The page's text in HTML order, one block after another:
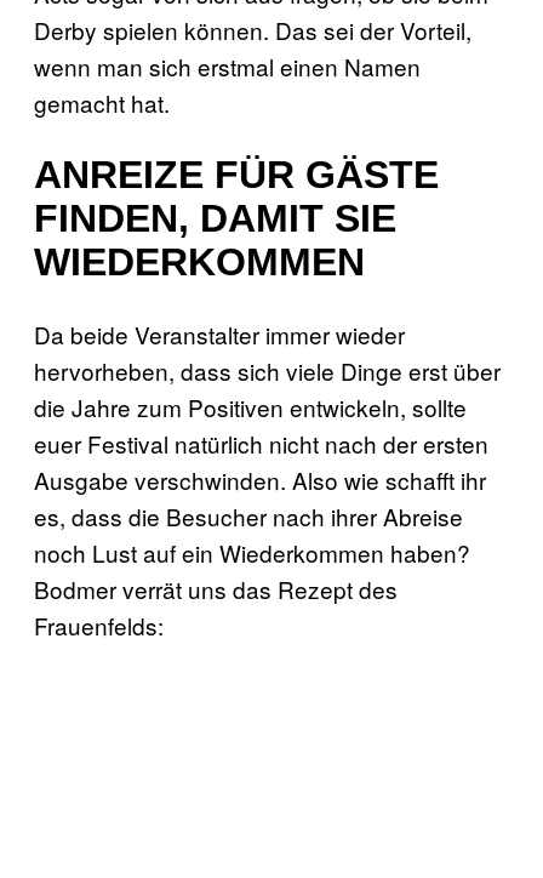
Derby spielen können. Das sei der Vorteil,
wenn man sich erstmal einen Namen
gemacht hat.
ANREIZE FÜR GÄSTE
FINDEN, DAMIT SIE
WIEDERKOMMEN
Da beide Veranstalter immer wieder
hervorheben, dass sich viele Dinge erst über
die Jahre zum Positiven entwickeln, sollte
euer Festival natürlich nicht nach der ersten
Ausgabe verschwinden. Also wie schafft ihr
es, dass die Besucher nach ihrer Abreise
noch Lust auf ein Wiederkommen haben?
Bodmer verrät uns das Rezept des
Frauenfelds: